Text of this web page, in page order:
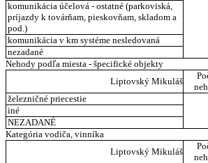
komunikácia účelová - ostatné (parkoviská,
príjazdy k továrňam, pieskovňam, skladom a
pod.)
komunikácia v km systéme nesledovaná
nezadané
Nehody podľa miesta - špecifické objekty
Liptovský Mikuláš
železničné priecestie
iné
NEZADANÉ
Kategória vodiča, vinníka
Liptovský Mikuláš